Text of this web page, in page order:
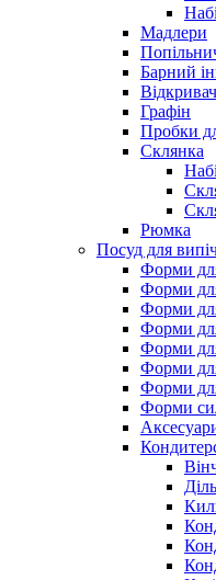
Мадлери
Барний
Графін
Пробки
Склянка
Рюмка
Посуд для
Форми
Форми
Форми
Форми
Форми
Форми
Форми
Форми